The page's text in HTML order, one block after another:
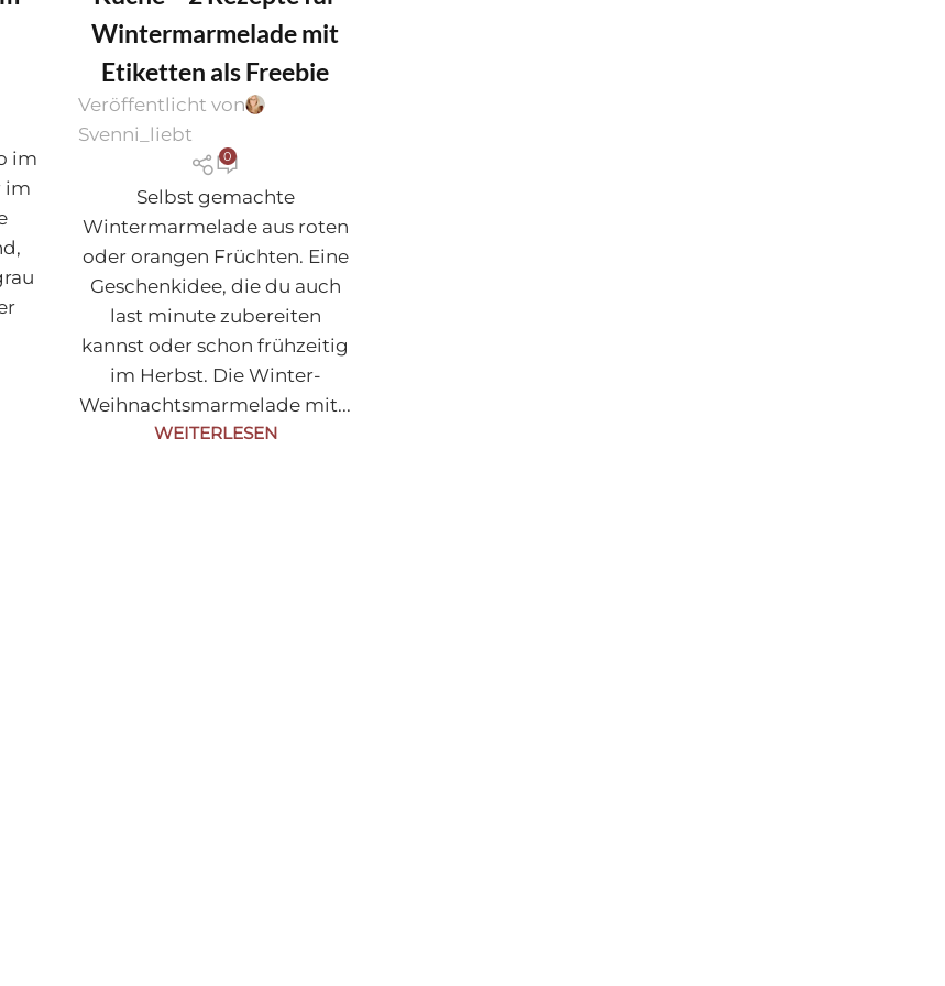
im
im
WEIHNACHTEN,WEIHNACHTEN
Wintermarmelade mit
Etiketten als Freebie
Veröffentlicht von
Svenni_liebt
0
Selbst gemachte
Wintermarmelade aus roten
oder orangen Früchten. Eine
Geschenkidee, die du auch
last minute zubereiten
kannst oder schon frühzeitig
im Herbst. Die Winter-
Weihnachtsmarmelade mit...
WEITERLESEN